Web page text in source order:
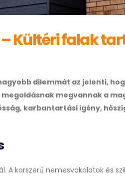
Kültéri falak
dilemmát az jelenti,
megvannak a
karbantartási igény,
A korszerű nemesvakolatok és